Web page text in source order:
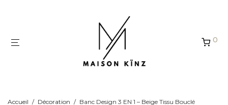
0
Accueil / Décoration / Banc Design 3 EN 1 – Beige Tissu Bouclé